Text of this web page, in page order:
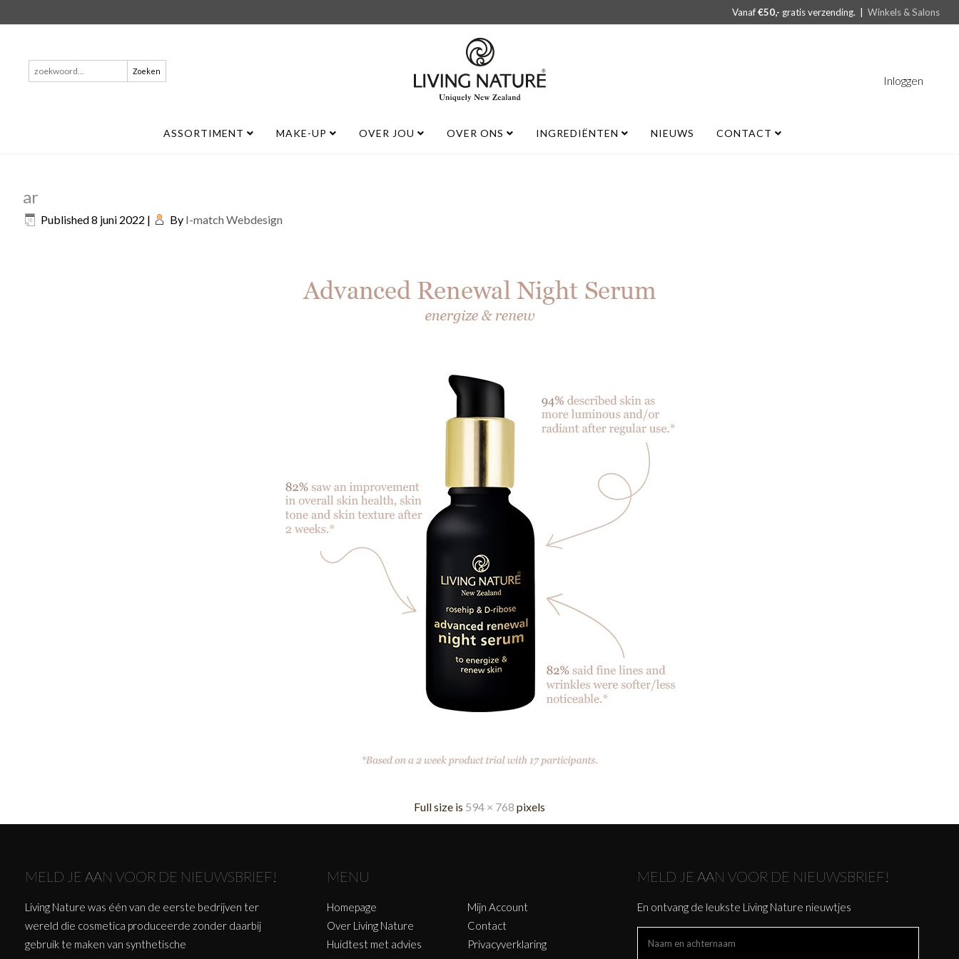
Vanaf€50,- gratis verzending. |Winkels & Salons
Inloggen
Zoeken
naar:
ASSORTIMENT MAKE-UP OVER JOU OVER ONS INGREDIËNTEN NIEUWS CONTACT
ar
Published8 juni 2022 | By I-match Webdesign
Full size is 594 × 768 pixels
MELD JE AAN VOOR DE NIEUWSBRIEF!
Living Nature was één van de eerste bedrijven ter
wereld die cosmetica produceerde zonder daarbij
gebruik te maken van synthetische
MENU
Homepage
Over Living Nature
Huidtest met advies
Mijn Account
Contact
Privacyverklaring
MELD JE AAN VOOR DE NIEUWSBRIEF!
En ontvang de leukste Living Nature nieuwtjes